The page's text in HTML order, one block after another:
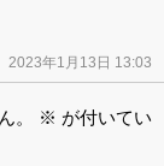
2023年1月13日 13:03
。 ※ が付いてい